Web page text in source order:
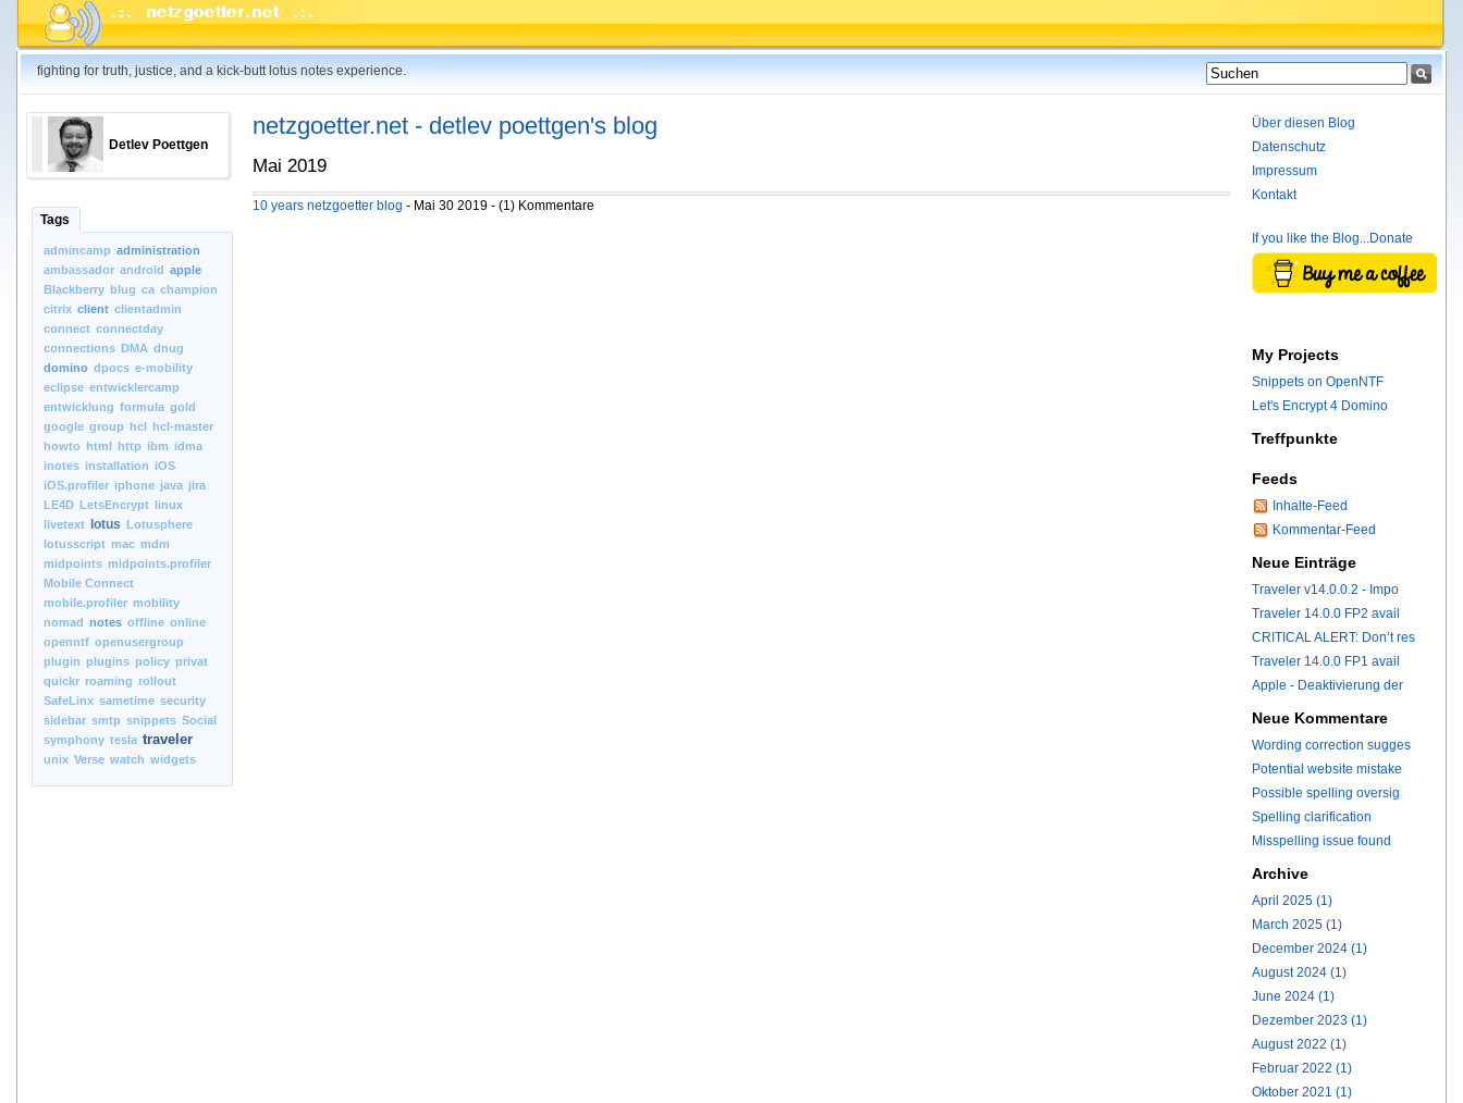
fighting for truth, justice, and a kick-butt lotus notes experience.
Detlev Poettgen
Tags
admincamp administration
ambassador android apple
Blackberry blug ca champion
citrix client clientadmin
connect connectday
connections DMA dnug
domino dpocs e-mobility
eclipse entwicklercamp
entwicklung formula gold
google group hcl hcl-master
howto html http ibm idma
inotes installation iOS
iOS.profiler iphone java jira
LE4D LetsEncrypt linux
livetext
lotus Lotusphere
lotusscript mac mdm
midpoints midpoints.profiler
Mobile Connect
mobile.profiler mobility
nomad notes offline online
openntf openusergroup
plugin plugins policy privat
quickr roaming rollout
SafeLinx sametime security
sidebar smtp snippets Social
symphony tesla traveler
unix Verse watch widgets
netzgoetter.net - detlev poettgen's blog
Mai 2019
10 years netzgoetter blog - Mai 30 2019 - (1) Kommentare
Über diesen Blog
Datenschutz
Impressum
Kontakt
If you like the Blog...Donate
My Projects
Snippets on OpenNTF
Let's Encrypt 4 Domino
Treffpunkte
Feeds
Inhalte-Feed
Kommentar-Feed
Neue Einträge
Traveler v14.0.0.2 - Impo
Traveler 14.0.0 FP2 avail
CRITICAL ALERT: Don’t res
Traveler 14.0.0 FP1 avail
Apple - Deaktivierung der
Neue Kommentare
Wording correction sugges
Potential website mistake
Possible spelling oversig
Spelling clarification
Misspelling issue found
Archive
April 2025 (1)
March 2025 (1)
December 2024 (1)
August 2024 (1)
June 2024 (1)
Dezember 2023 (1)
August 2022 (1)
Februar 2022 (1)
Oktober 2021 (1)